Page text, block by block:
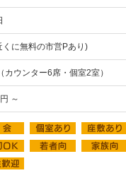
くに無料の市営Pあり)
カウンター6席・個室2室）
～